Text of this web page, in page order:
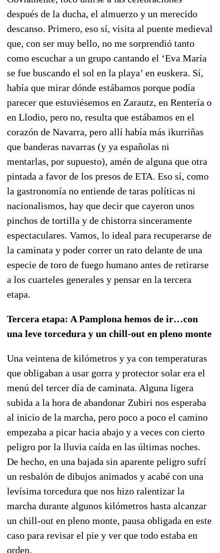
después de la ducha, el almuerzo y un merecido
descanso. Primero, eso sí, visita al puente medieval
que, con ser muy bello, no me sorprendió tanto
como escuchar a un grupo cantando el ‘Eva María
se fue buscando el sol en la playa’ en euskera. Sí,
había que mirar dónde estábamos porque podía
parecer que estuviésemos en Zarautz, en Rentería o
en Llodio, pero no, resulta que estábamos en el
corazón de Navarra, pero allí había más ikurriñas
que banderas navarras (y ya españolas ni
mentarlas, por supuesto), amén de alguna que otra
pintada a favor de los presos de ETA. Eso sí, como
la gastronomía no entiende de taras políticas ni
nacionalismos, hay que decir que cayeron unos
pinchos de tortilla y de chistorra sinceramente
espectaculares. Vamos, lo ideal para recuperarse de
la caminata y poder correr un rato delante de una
especie de toro de fuego humano antes de retirarse
a los cuarteles generales y pensar en la tercera
etapa.
Tercera etapa: A Pamplona hemos de ir…con
una leve torcedura y un chill-out en pleno monte
Una veintena de kilómetros y ya con temperaturas
que obligaban a usar gorra y protector solar era el
menú del tercer día de caminata. Alguna ligera
subida a la hora de abandonar Zubiri nos esperaba
al inicio de la marcha, pero poco a poco el camino
empezaba a picar hacia abajo y a veces con cierto
peligro por la lluvia caída en las últimas noches.
De hecho, en una bajada sin aparente peligro sufrí
un resbalón de dibujos animados y acabé con una
levísima torcedura que nos hizo ralentizar la
marcha durante algunos kilómetros hasta alcanzar
un chill-out en pleno monte, pausa obligada en este
caso para revisar el pie y ver que todo estaba en
orden.